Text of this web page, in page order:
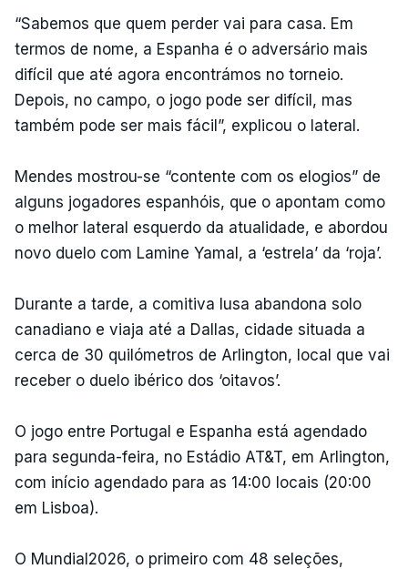
“Sabemos que quem perder vai para casa. Em
termos de nome, a Espanha é o adversário mais
difícil que até agora encontrámos no torneio.
Depois, no campo, o jogo pode ser difícil, mas
também pode ser mais fácil”, explicou o lateral.
Mendes mostrou-se “contente com os elogios” de
alguns jogadores espanhóis, que o apontam como
o melhor lateral esquerdo da atualidade, e abordou
novo duelo com Lamine Yamal, a ‘estrela’ da ‘roja’.
Durante a tarde, a comitiva lusa abandona solo
canadiano e viaja até a Dallas, cidade situada a
cerca de 30 quilómetros de Arlington, local que vai
receber o duelo ibérico dos ‘oitavos’.
O jogo entre Portugal e Espanha está agendado
para segunda-feira, no Estádio AT&T, em Arlington,
com início agendado para as 14:00 locais (20:00
em Lisboa).
O Mundial2026, o primeiro com 48 seleções,